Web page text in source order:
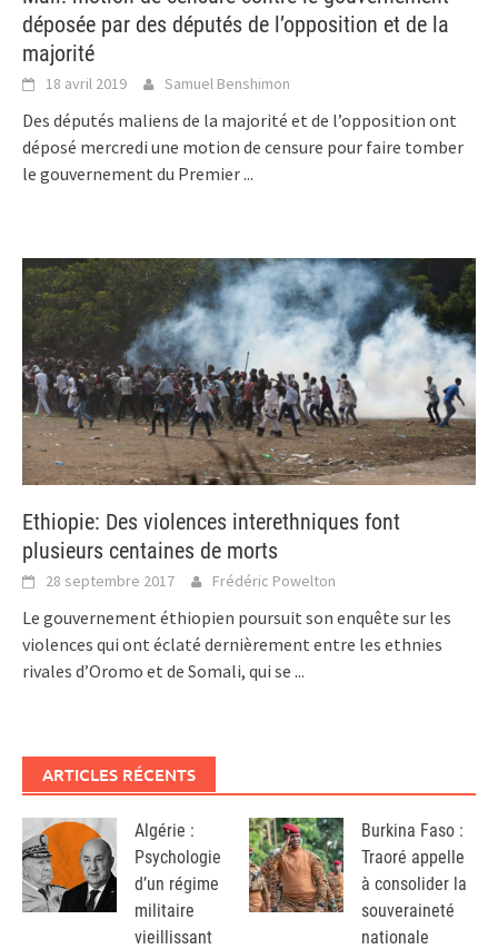
déposée par des députés de l’opposition et de la
majorité
18 avril 2019 Samuel Benshimon
Des députés maliens de la majorité et de l’opposition ont
déposé mercredi une motion de censure pour faire tomber
le gouvernement du Premier...
Ethiopie: Des violences interethniques font
plusieurs centaines de morts
28 septembre 2017 Frédéric Powelton
Le gouvernement éthiopien poursuit son enquête sur les
violences qui ont éclaté dernièrement entre les ethnies
rivales d’Oromo et de Somali, qui se ...
ARTICLES RÉCENTS
Algérie :
Psychologie
d’un régime
militaire
vieillissant
Burkina Faso :
Traoré appelle
à consolider la
souveraineté
nationale